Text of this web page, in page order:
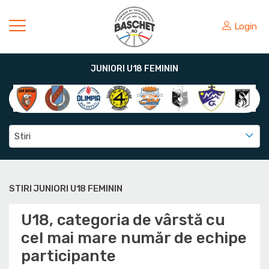
Login
JUNIORI U18 FEMININ
Stiri
STIRI JUNIORI U18 FEMININ
U18, categoria de vârstă cu
cel mai mare număr de echipe
participante